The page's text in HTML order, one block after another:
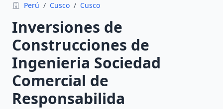
Perú / Cusco / Cusco
Inversiones de
Construcciones de
Ingenieria Sociedad
Comercial de
Responsabilida